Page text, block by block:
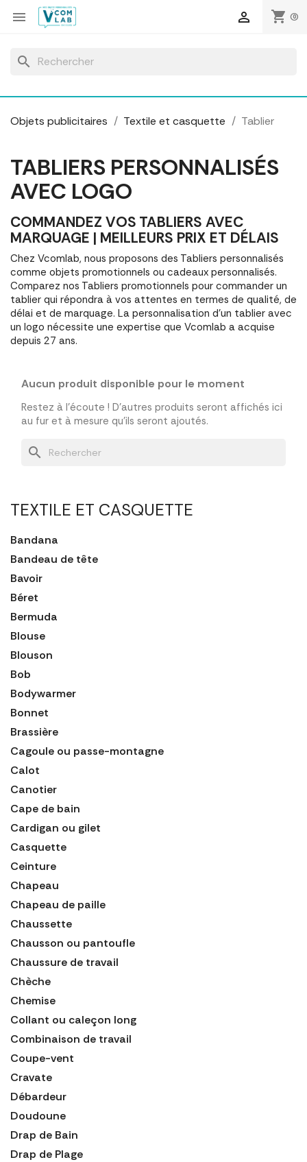
 shopping_cart (0)

search
Objets publicitaires Textile et casquette Tablier
TEXTILE ET CASQUETTE
Bandana
Bandeau de tête
Bavoir
Béret
Bermuda
Blouse
Blouson
Bob
Bodywarmer
Bonnet
Brassière
Cagoule ou passe-montagne
Calot
Canotier
Cape de bain
Cardigan ou gilet
Casquette
Ceinture
Chapeau
Chapeau de paille
Chaussette
Chausson ou pantoufle
Chaussure de travail
Chèche
Chemise
Collant ou caleçon long
Combinaison de travail
Coupe-vent
Cravate
Débardeur
Doudoune
Drap de Bain
Drap de Plage
TABLIERS PERSONNALISÉS
AVEC LOGO
COMMANDEZ VOS TABLIERS AVEC
MARQUAGE | MEILLEURS PRIX ET DÉLAIS
Chez Vcomlab, nous proposons des Tabliers personnalisés
comme objets promotionnels ou cadeaux personnalisés.
Comparez nos Tabliers promotionnels pour commander un
tablier qui répondra à vos attentes en termes de qualité, de
délai et de marquage. La personnalisation d'un tablier avec
un logo nécessite une expertise que Vcomlab a acquise
depuis 27 ans.
Aucun produit disponible pour le moment
Restez à l'écoute ! D'autres produits seront affichés ici
au fur et à mesure qu'ils seront ajoutés.
search
Panneau de gestion des cookies